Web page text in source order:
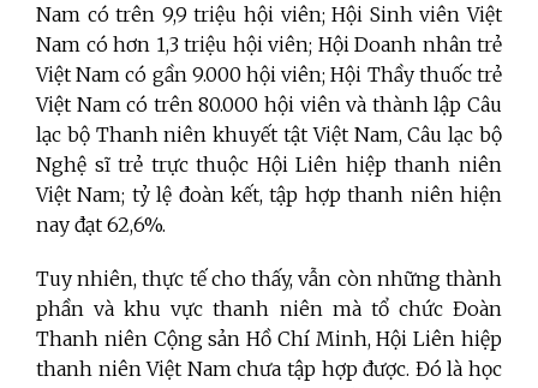
Nam có trên 9,9 triệu hội viên; Hội Sinh viên Việt
Nam có hơn 1,3 triệu hội viên; Hội Doanh nhân trẻ
Việt Nam có gần 9.000 hội viên; Hội Thầy thuốc trẻ
Việt Nam có trên 80.000 hội viên và thành lập Câu
lạc bộ Thanh niên khuyết tật Việt Nam, Câu lạc bộ
Nghệ sĩ trẻ trực thuộc Hội Liên hiệp thanh niên
Việt Nam; tỷ lệ đoàn kết, tập hợp thanh niên hiện
nay đạt 62,6%.
Tuy nhiên, thực tế cho thấy, vẫn còn những thành
phần và khu vực thanh niên mà tổ chức Đoàn
Thanh niên Cộng sản Hồ Chí Minh, Hội Liên hiệp
thanh niên Việt Nam chưa tập hợp được. Đó là học